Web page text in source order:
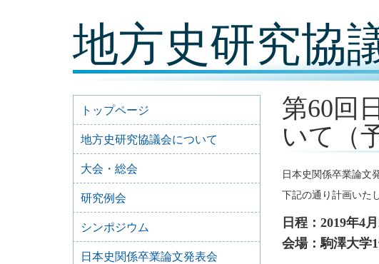
地方史研究協
第60回
いて（
日本史関係卒業論文
下記の通り計画いた
日程： 2019年4
会場：駒澤大学
トップページ
地方史研究協議会について
大会・総会
研究例会
シンポジウム
日本史関係卒業論文発表会